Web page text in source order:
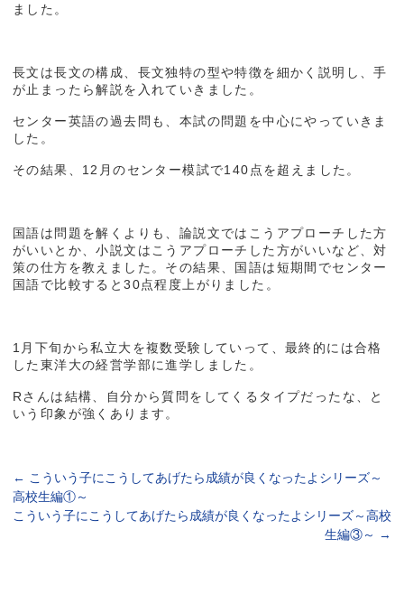
ました。
長文は長文の構成、長文独特の型や特徴を細かく説明し、手
が止まったら解説を入れていきました。
センター英語の過去問も、本試の問題を中心にやっていきま
した。
その結果、12月のセンター模試で140点を超えました。
国語は問題を解くよりも、論説文ではこうアプローチした方
がいいとか、小説文はこうアプローチした方がいいなど、対
策の仕方を教えました。その結果、国語は短期間でセンター
国語で比較すると30点程度上がりました。
1月下旬から私立大を複数受験していって、最終的には合格
した東洋大の経営学部に進学しました。
Rさんは結構、自分から質問をしてくるタイプだったな、と
いう印象が強くあります。
← こういう子にこうしてあげたら成績が良くなったよシリーズ～
高校生編①～
こういう子にこうしてあげたら成績が良くなったよシリーズ～高校
生編③～ →